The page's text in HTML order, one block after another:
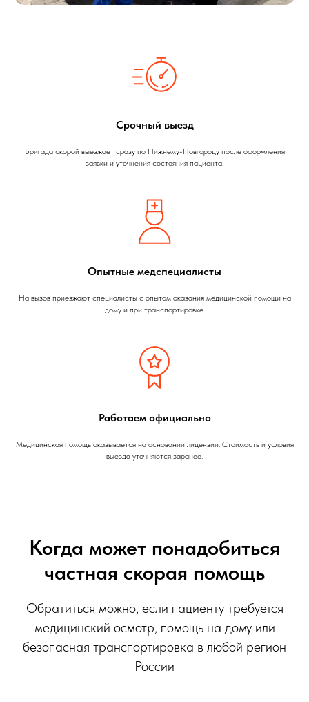
Срочный выезд
Бригада скорой выезжает сразу по Нижнему-Новгороду после оформления
заявки и уточнения состояния пациента.
Опытные медспециалисты
На вызов приезжают специалисты с опытом оказания медицинской помощи на
дому и при транспортировке.
Работаем официально
Медицинская помощь оказывается на основании лицензии. Стоимость и условия
выезда уточняются заранее.
Когда может понадобиться
частная скорая помощь
Обратиться можно, если пациенту требуется
медицинский осмотр, помощь на дому или
безопасная транспортировка в любой регион
России